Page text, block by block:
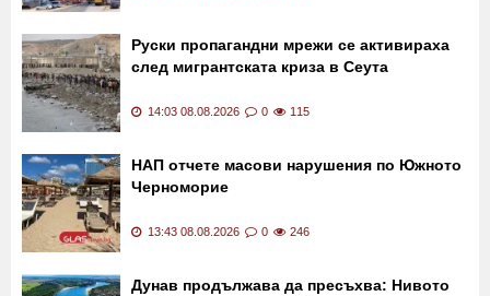
Руски пропагандни мрежи се активираха
след мигрантската криза в Сеута
14:03 08.08.2026 0 115
НАП отчете масови нарушения по Южното
Черноморие
13:43 08.08.2026 0 246
Дунав продължава да пресъхва: Нивото